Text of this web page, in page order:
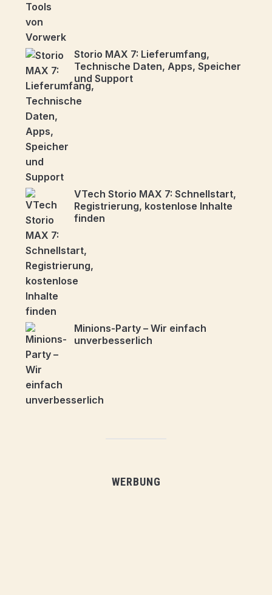
Storio MAX 7: Lieferumfang,
Technische Daten, Apps, Speicher
und Support
VTech Storio MAX 7: Schnellstart,
Registrierung, kostenlose Inhalte
finden
Minions-Party – Wir einfach
unverbesserlich
WERBUNG